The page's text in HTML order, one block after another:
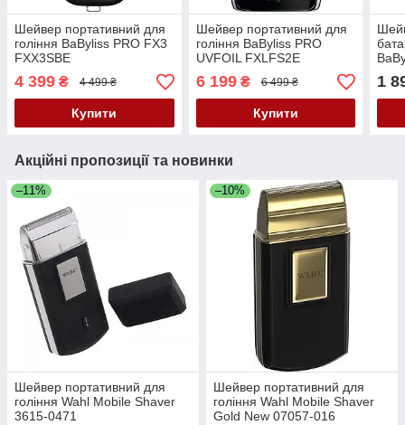
Шейвер портативний для
гоління BaByliss PRO FX3
FXX3SBE
4 399 ₴ 4 499 ₴
Купити
Шейвер портативний для
гоління BaByliss PRO
UVFOIL FXLFS2E
6 199₴ 6 499 ₴
Купити
1
Акційні пропозиції та новинки
–11%
Шейвер портативний для
гоління Wahl Mobile Shaver
3615-0471
–10%
Шейвер портативний для
гоління Wahl Mobile Shaver
Gold New 07057-016